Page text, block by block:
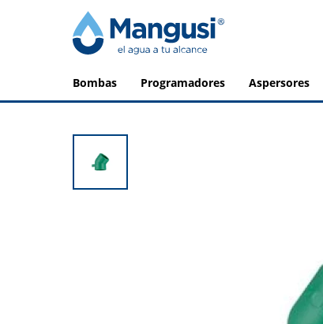
bombas programadores aspersores